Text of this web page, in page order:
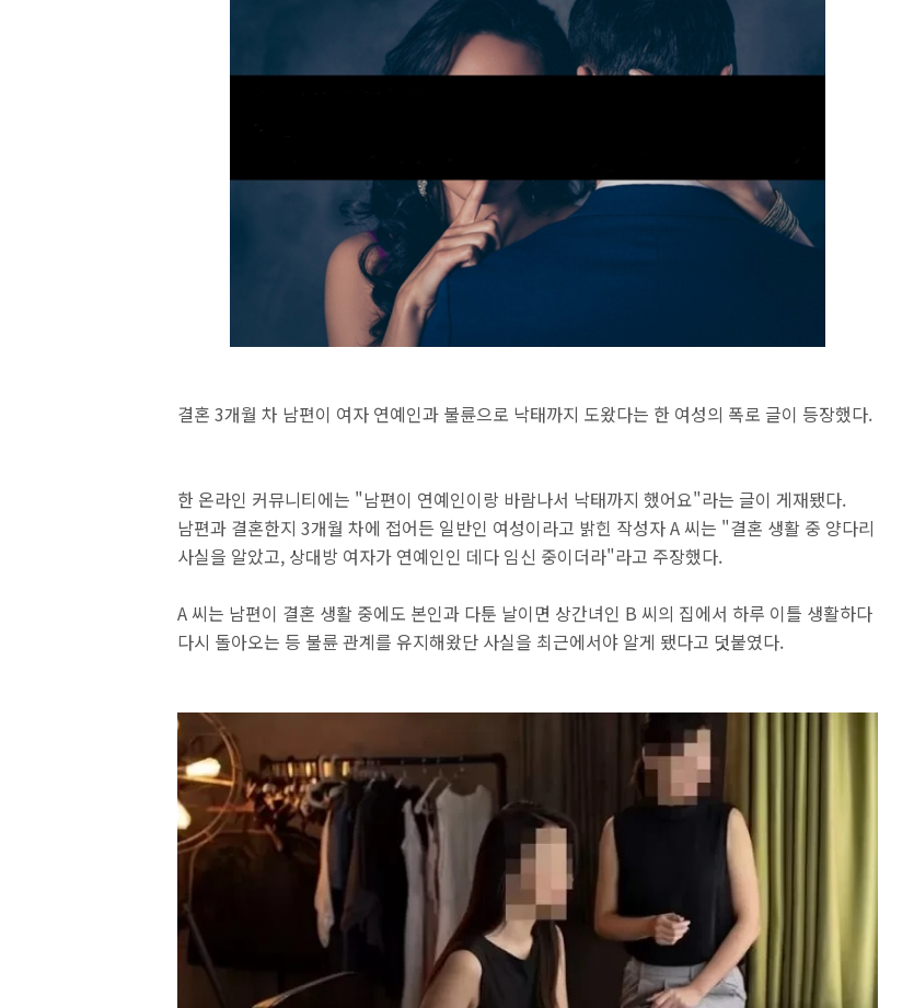
결혼 3개월 차 남편이 여자 연예인과 불륜으로 낙태까지 도왔다는 한 여성의 폭로 글이 등장했다.
한 온라인 커뮤니티에는 "남편이 연예인이랑 바람나서 낙태까지 했어요"라는 글이 게재됐다.
남편과 결혼한지 3개월 차에 접어든 일반인 여성이라고 밝힌 작성자 A 씨는 "결혼 생활 중 양다리
사실을 알았고, 상대방 여자가 연예인인 데다 임신 중이더라"라고 주장했다.
A 씨는 남편이 결혼 생활 중에도 본인과 다툰 날이면 상간녀인 B 씨의 집에서 하루 이틀 생활하다
다시 돌아오는 등 불륜 관계를 유지해왔단 사실을 최근에서야 알게 됐다고 덧붙였다.